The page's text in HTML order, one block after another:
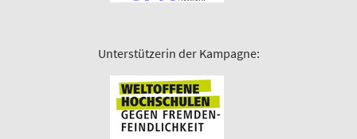
Unterstützerin der Kampagne: